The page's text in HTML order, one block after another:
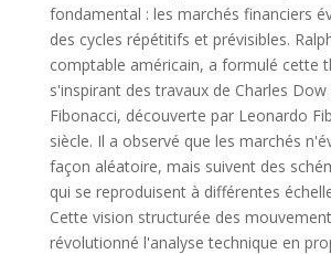
fondamental : les marchés financiers
des cycles répétitifs et prévisibles.
comptable américain, a formulé cette
s'inspirant des travaux de Charles
Fibonacci, découverte par Leonardo
siècle. Il a observé que les marchés
façon aléatoire, mais suivent des
qui se reproduisent à différentes
Cette vision structurée des
révolutionné l'analyse technique en